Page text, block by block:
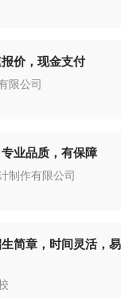
价，现金支付
限公司
业品质，有保障
制作有限公司
简章，时间灵活，